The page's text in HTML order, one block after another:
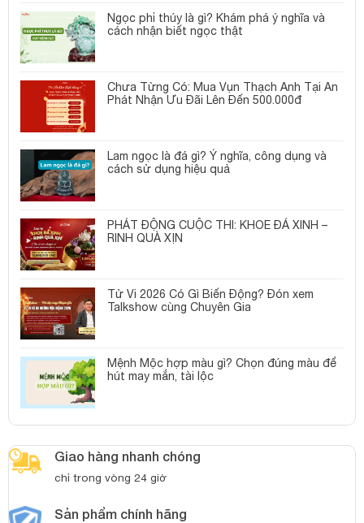
Ngọc phỉ thúy là gì? Khám phá ý nghĩa và
cách nhận biết ngọc thật
Chưa Từng Có: Mua Vụn Thạch Anh Tại An
Phát Nhận Ưu Đãi Lên Đến 500.000đ
Lam ngọc là đá gì? Ý nghĩa, công dụng và
cách sử dụng hiệu quả
PHÁT ĐỘNG CUỘC THI: KHOE ĐÁ XINH –
RINH QUÀ XỊN
Tử Vi 2026 Có Gì Biến Động? Đón xem
Talkshow cùng Chuyên Gia
Mệnh Mộc hợp màu gì? Chọn đúng màu để
hút may mắn, tài lộc
Giao hàng nhanh chóng
chỉ trong vòng 24 giờ
Sản phẩm chính hãng